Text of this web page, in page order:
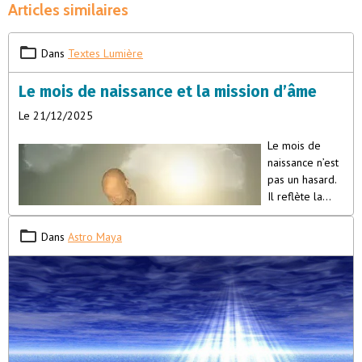
Articles similaires
Dans Textes Lumière
Le mois de naissance et la mission d’âme
Le 21/12/2025
Le mois de
naissance n’est
pas un hasard.
Il reflète la
vibration que
s’incarner, les
leçons qu’elle
porte, et le
rôle qu’elle
joue au sein de la lignée familiale et collective. Chaque mois
imprime une signature énergétique unique, influençant la
Dans Astro Maya